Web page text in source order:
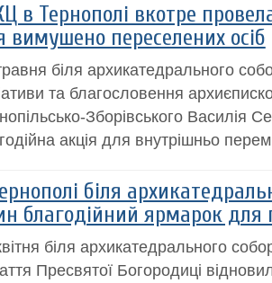
в Тернополі вкотре
вимушено переселених осіб
біля архикатедрального
та благословення
Зборівського Василія
акція для внутрішньо
біля
благодійний ярмарок для
біля архикатедрального
Пресвятої Богородиці